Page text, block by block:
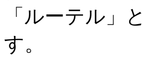
「ルーテル」
す。